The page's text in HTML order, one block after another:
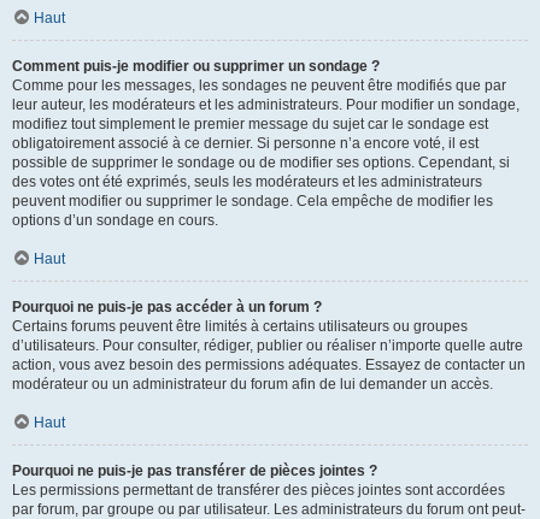
Haut
Comment puis-je modifier ou supprimer un sondage ?
Comme pour les messages, les sondages ne peuvent être modifiés que par
leur auteur, les modérateurs et les administrateurs. Pour modifier un sondage,
modifiez tout simplement le premier message du sujet car le sondage est
obligatoirement associé à ce dernier. Si personne n’a encore voté, il est
possible de supprimer le sondage ou de modifier ses options. Cependant, si
des votes ont été exprimés, seuls les modérateurs et les administrateurs
peuvent modifier ou supprimer le sondage. Cela empêche de modifier les
options d’un sondage en cours.
Haut
Pourquoi ne puis-je pas accéder à un forum ?
Certains forums peuvent être limités à certains utilisateurs ou groupes
d’utilisateurs. Pour consulter, rédiger, publier ou réaliser n’importe quelle autre
action, vous avez besoin des permissions adéquates. Essayez de contacter un
modérateur ou un administrateur du forum afin de lui demander un accès.
Haut
Pourquoi ne puis-je pas transférer de pièces jointes ?
Les permissions permettant de transférer des pièces jointes sont accordées
par forum, par groupe ou par utilisateur. Les administrateurs du forum ont peut-